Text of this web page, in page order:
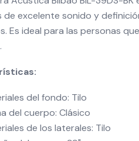
de excelente sonido y
Es ideal para las personas
del fondo: Tilo
del cuerpo: Clásico
de los laterales: Tilo